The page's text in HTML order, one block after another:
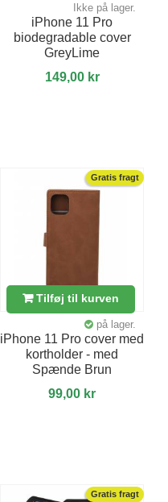
Ikke på lager.
iPhone 11 Pro
biodegradable cover
GreyLime
149,00 kr
Gratis fragt
Tilføj til kurven
på lager.
iPhone 11 Pro cover med
kortholder - med
Spænde Brun
99,00 kr
Gratis fragt